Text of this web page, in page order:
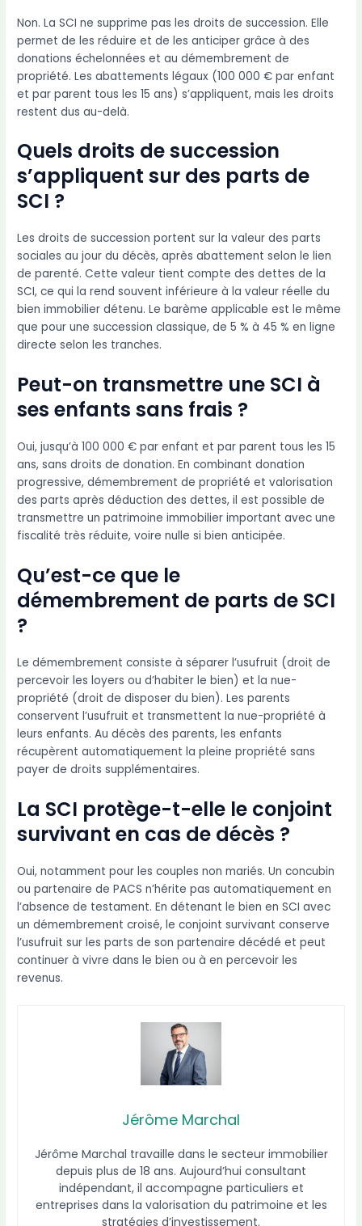
Non. La SCI ne supprime pas les droits de succession. Elle
permet de les réduire et de les anticiper grâce à des
donations échelonnées et au démembrement de
propriété. Les abattements légaux (100 000 € par enfant
et par parent tous les 15 ans) s’appliquent, mais les droits
restent dus au-delà.
Quels droits de succession
s’appliquent sur des parts de
SCI ?
Les droits de succession portent sur la valeur des parts
sociales au jour du décès, après abattement selon le lien
de parenté. Cette valeur tient compte des dettes de la
SCI, ce qui la rend souvent inférieure à la valeur réelle du
bien immobilier détenu. Le barème applicable est le même
que pour une succession classique, de 5 % à 45 % en ligne
directe selon les tranches.
Peut-on transmettre une SCI à
ses enfants sans frais ?
Oui, jusqu’à 100 000 € par enfant et par parent tous les 15
ans, sans droits de donation. En combinant donation
progressive, démembrement de propriété et valorisation
des parts après déduction des dettes, il est possible de
transmettre un patrimoine immobilier important avec une
fiscalité très réduite, voire nulle si bien anticipée.
Qu’est-ce que le
démembrement de parts de SCI
?
Le démembrement consiste à séparer l’usufruit (droit de
percevoir les loyers ou d’habiter le bien) et la nue-
propriété (droit de disposer du bien). Les parents
conservent l’usufruit et transmettent la nue-propriété à
leurs enfants. Au décès des parents, les enfants
récupèrent automatiquement la pleine propriété sans
payer de droits supplémentaires.
La SCI protège-t-elle le conjoint
survivant en cas de décès ?
Oui, notamment pour les couples non mariés. Un concubin
ou partenaire de PACS n’hérite pas automatiquement en
l’absence de testament. En détenant le bien en SCI avec
un démembrement croisé, le conjoint survivant conserve
l’usufruit sur les parts de son partenaire décédé et peut
continuer à vivre dans le bien ou à en percevoir les
revenus.
Jérôme Marchal
Jérôme Marchal travaille dans le secteur immobilier
depuis plus de 18 ans. Aujourd’hui consultant
indépendant, il accompagne particuliers et
entreprises dans la valorisation du patrimoine et les
stratégies d’investissement.